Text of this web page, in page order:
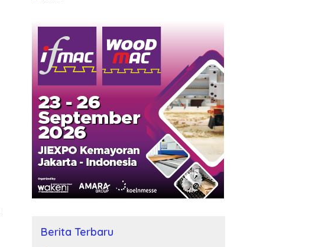
Berita Terbaru